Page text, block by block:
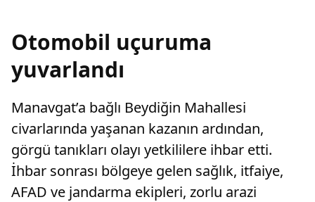
Otomobil uçuruma
yuvarlandı
Manavgat’a bağlı Beydiğin Mahallesi
civarlarında yaşanan kazanın ardından,
görgü tanıkları olayı yetkililere ihbar etti.
İhbar sonrası bölgeye gelen sağlık, itfaiye,
AFAD ve jandarma ekipleri, zorlu arazi